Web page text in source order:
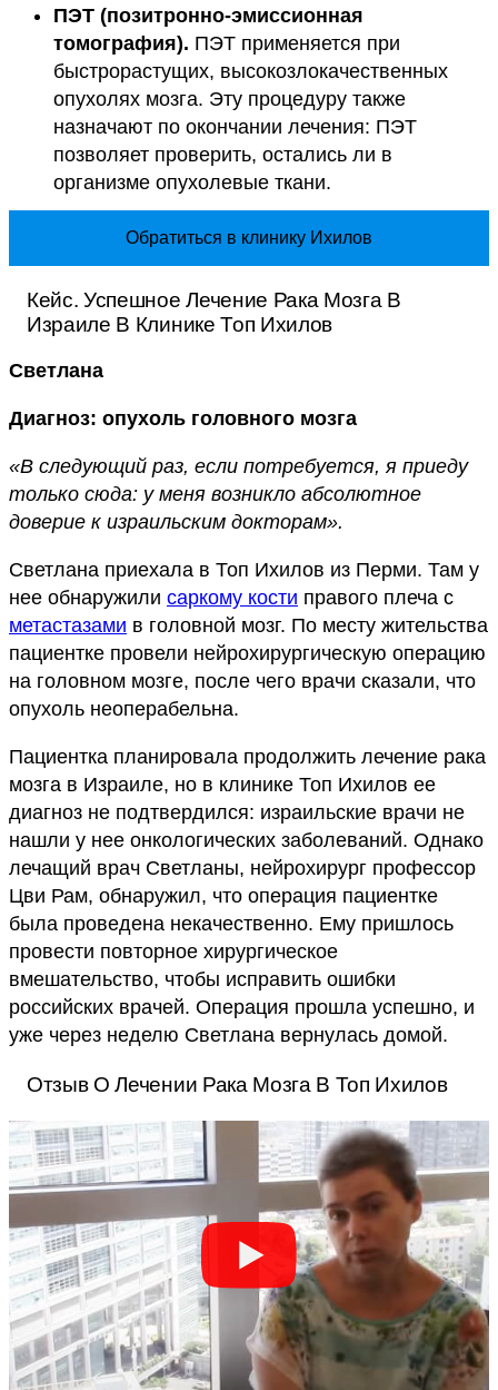
ПЭТ (позитронно-эмиссионная
томография). ПЭТ применяется при
быстрорастущих, высокозлокачественных
опухолях мозга. Эту процедуру также
назначают по окончании лечения: ПЭТ
позволяет проверить, остались ли в
организме опухолевые ткани.
Обратиться в клинику Ихилов
Кейс. Успешное Лечение Рака Мозга В
Израиле В Клинике Топ Ихилов
Светлана
Диагноз: опухоль головного мозга
«В следующий раз, если потребуется, я приеду
только сюда: у меня возникло абсолютное
доверие к израильским докторам».
Светлана приехала в Топ Ихилов из Перми. Там у
нее обнаружили саркому кости правого плеча с
метастазами в головной мозг. По месту жительства
пациентке провели нейрохирургическую операцию
на головном мозге, после чего врачи сказали, что
опухоль неоперабельна.
Пациентка планировала продолжить лечение рака
мозга в Израиле, но в клинике Топ Ихилов ее
диагноз не подтвердился: израильские врачи не
нашли у нее онкологических заболеваний. Однако
лечащий врач Светланы, нейрохирург профессор
Цви Рам, обнаружил, что операция пациентке
была проведена некачественно. Ему пришлось
провести повторное хирургическое
вмешательство, чтобы исправить ошибки
российских врачей. Операция прошла успешно, и
уже через неделю Светлана вернулась домой.
Отзыв О Лечении Рака Мозга В Топ Ихилов